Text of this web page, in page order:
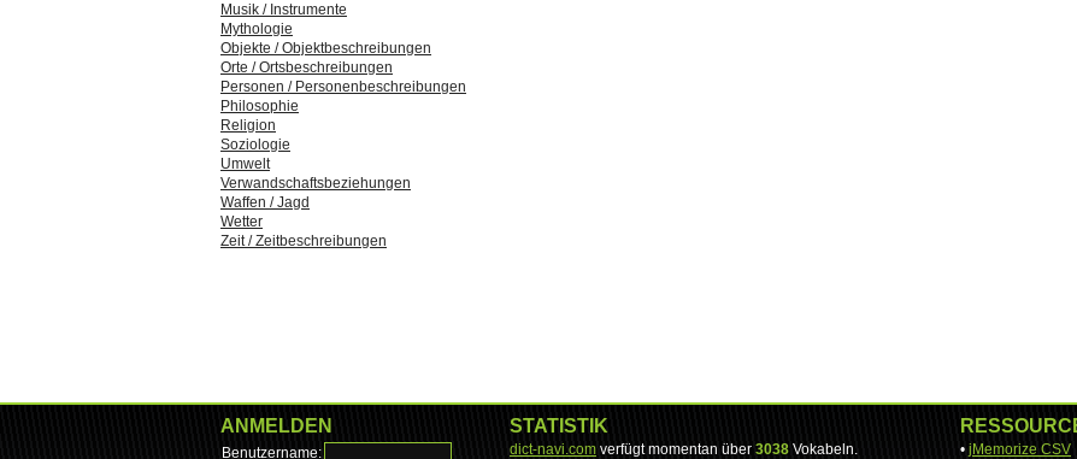
Musik / Instrumente
Mythologie
Objekte / Objektbeschreibungen
Orte / Ortsbeschreibungen
Personen / Personenbeschreibungen
Philosophie
Religion
Soziologie
Umwelt
Verwandschaftsbeziehungen
Waffen / Jagd
Wetter
Zeit / Zeitbeschreibungen
ANMELDEN
Benutzername:
STATISTIK
dict-navi.com verfügt momentan über 3038 Vokabeln. • jMemorize CSV